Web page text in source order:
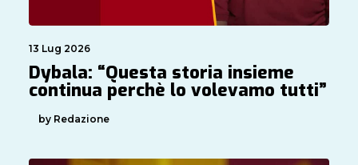
13 Lug 2026
Dybala: “Questa storia insieme
continua perchè lo volevamo tutti”
by Redazione